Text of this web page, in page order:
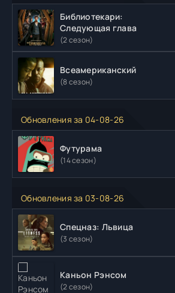
Библиотекари:
Следующая глава
(2 сезон)
Всеамериканский
(8 сезон)
Обновления за 04-08-26
Футурама
(14 сезон)
Обновления за 03-08-26
Спецназ: Львица
(3 сезон)
Каньон Рэнсом
(2 сезон)